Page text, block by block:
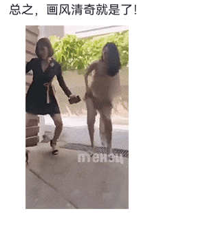
总之，画风清奇就是了！